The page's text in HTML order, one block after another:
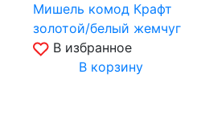
Мишель комод Крафт
золотой/белый жемчуг
В избранное
В корзину